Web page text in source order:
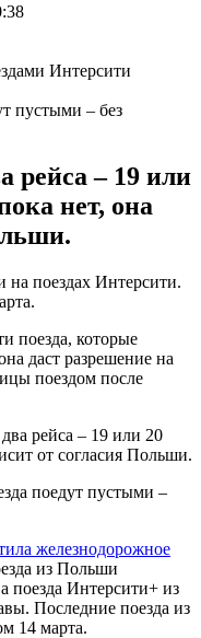
пустыми – без
рейса – 19 или
нет, она
поездах Интерсити.
поезда, которые
даст разрешение на
поездом после
рейса – 19 или 20
от согласия Польши.
поедут пустыми –
железнодорожное
из Польши
поезда Интерсити+ из
Последние поезда из
14 марта.